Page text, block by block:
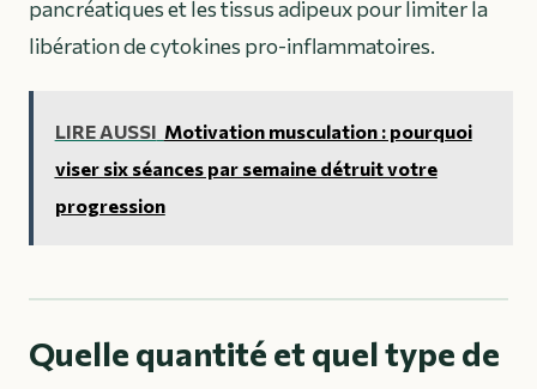
pancréatiques et les tissus adipeux pour limiter la
libération de cytokines pro-inflammatoires.
LIRE AUSSI Motivation musculation : pourquoi
viser six séances par semaine détruit votre
progression
Quelle quantité et quel type de